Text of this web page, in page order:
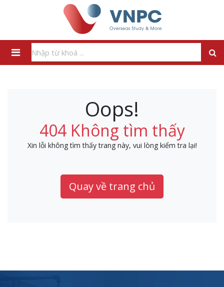
Oops!
404 Không tìm thấy
Xin lỗi không tìm thấy trang này, vui lòng kiểm tra lại!
Quay về trang chủ